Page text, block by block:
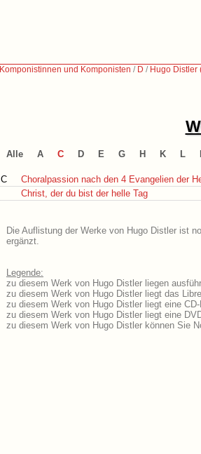
Komponistinnen und Komponisten / D / Hugo Distler
Alle A C D E G H K L
C
Choralpassion nach den 4 Evangelien der
Christ, der du bist der helle Tag
Die Auflistung der Werke von Hugo Distler ist
ergänzt.
Legende:
zu diesem Werk von Hugo Distler liegen
zu diesem Werk von Hugo Distler liegt das
zu diesem Werk von Hugo Distler liegt eine
zu diesem Werk von Hugo Distler liegt eine
zu diesem Werk von Hugo Distler können Sie